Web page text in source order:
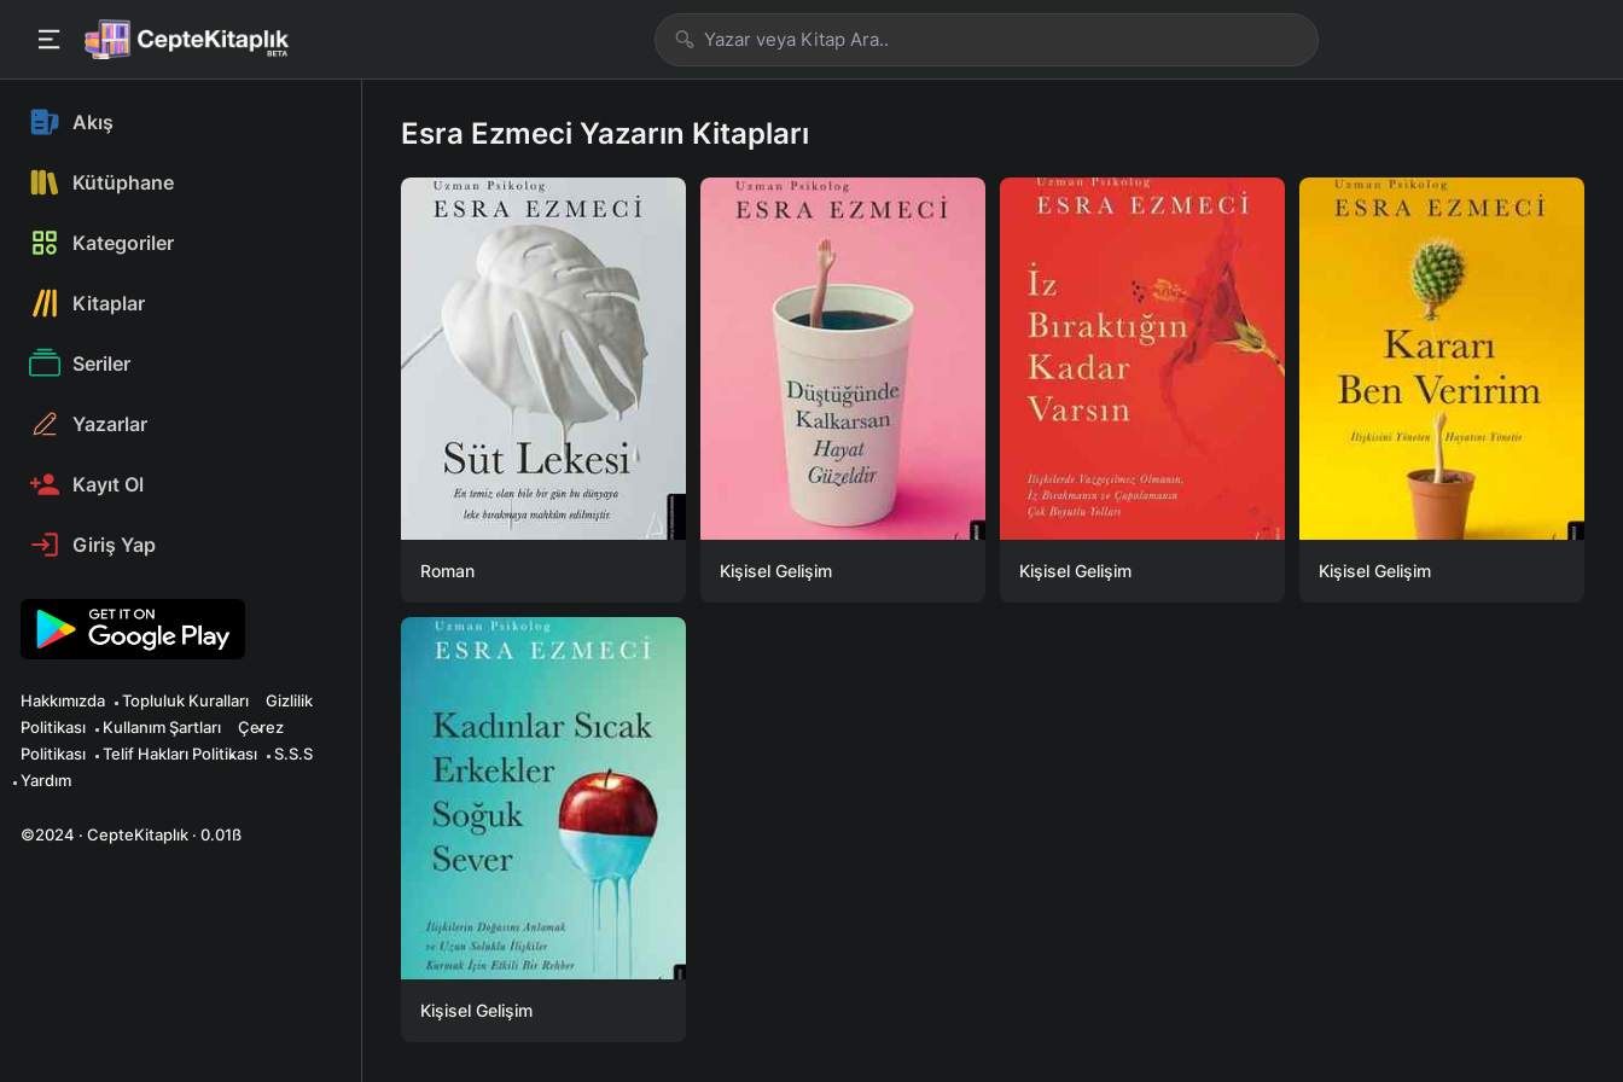
Akış
Kütüphane
Kategoriler
Kitaplar
Seriler
Yazarlar
Kayıt Ol
Giriş Yap
Hakkımızda Topluluk Kuralları
Gizlilik
Politikası
Kullanım Şartları
Çerez
Politikası
Telif Hakları Politikası
S.S.S
Yardım
©2024 · CepteKitaplık · 0.01ß
Esra Ezmeci Yazarın Kitapları
Roman Kişisel Gelişim Kişisel Gelişim Kişisel Gelişim
Kişisel Gelişim